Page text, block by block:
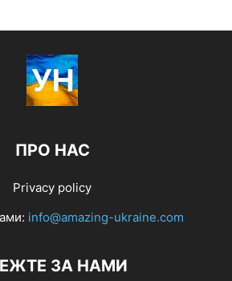
ПРО НАС
Privacy policy
info@amazing-ukraine.com
ЗА НАМИ